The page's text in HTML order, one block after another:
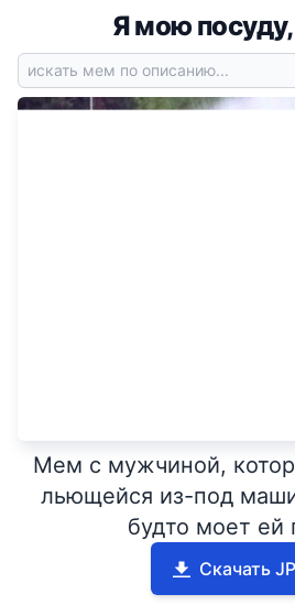
Я мою
Мем с мужчиной,
льющейся из-под
будто моет ей
Скачать